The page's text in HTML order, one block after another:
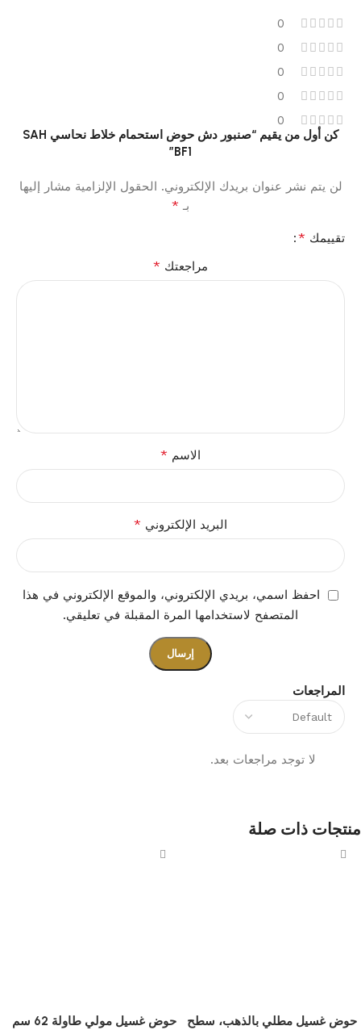
0
0
0
0
0
المراجعات
لا توجد مراجعات بعد.
كن أول من يقيم “صنبور دش حوض استحمام خلاط نحاسي SAH
BF1”
لن يتم نشر عنوان بريدك الإلكتروني. الحقول الإلزامية مشار إليها
بـ *
تقييمك *
مراجعتك *
الاسم *
البريد الإلكتروني *
احفظ اسمي، بريدي الإلكتروني، والموقع الإلكتروني في هذا
المتصفح لاستخدامها المرة المقبلة في تعليقي.
منتجات ذات صلة
حوض غسيل مطلي بالذهب، سطح
حوض غسيل مولي طاولة 62 سم